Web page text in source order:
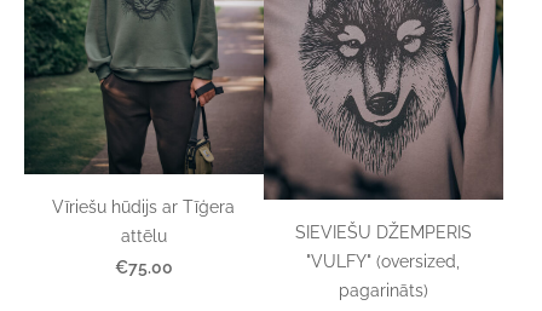
Vīriešu hūdijs ar Tīģera
attēlu
€75.00
SIEVIEŠU DŽEMPERIS
"VULFY" (oversized,
pagarināts)